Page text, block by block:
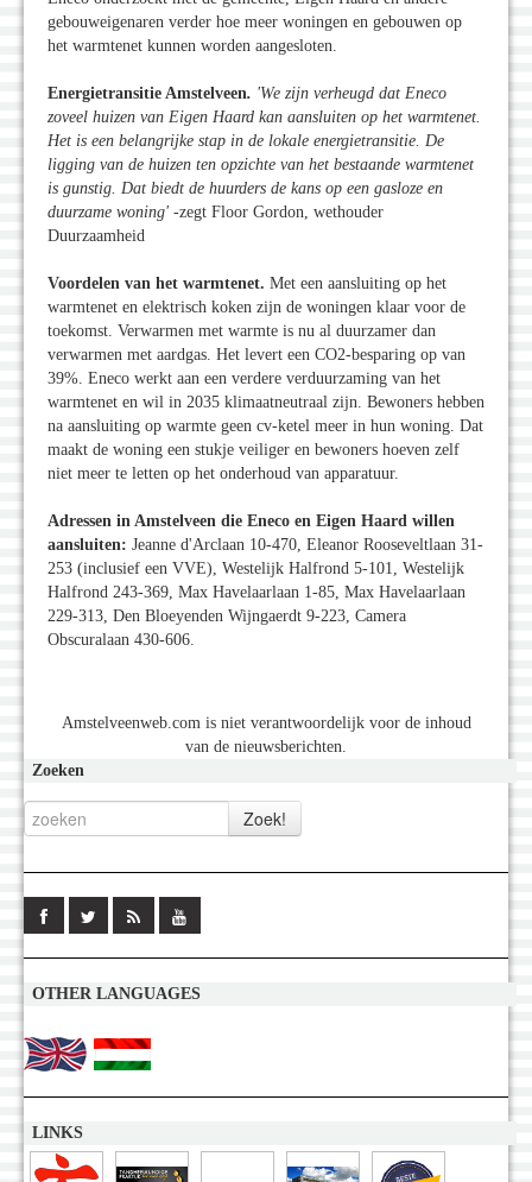
gebouweigenaren verder hoe meer woningen en gebouwen op
het warmtenet kunnen worden aangesloten.
Energietransitie Amstelveen. 'We zijn verheugd dat Eneco
zoveel huizen van Eigen Haard kan aansluiten op het warmtenet.
Het is een belangrijke stap in de lokale energietransitie. De
ligging van de huizen ten opzichte van het bestaande warmtenet
is gunstig. Dat biedt de huurders de kans op een gasloze en
duurzame woning' -zegt Floor Gordon, wethouder
Duurzaamheid
Voordelen van het warmtenet. Met een aansluiting op het
warmtenet en elektrisch koken zijn de woningen klaar voor de
toekomst. Verwarmen met warmte is nu al duurzamer dan
verwarmen met aardgas. Het levert een CO2-besparing op van
39%. Eneco werkt aan een verdere verduurzaming van het
warmtenet en wil in 2035 klimaatneutraal zijn. Bewoners hebben
na aansluiting op warmte geen cv-ketel meer in hun woning. Dat
maakt de woning een stukje veiliger en bewoners hoeven zelf
niet meer te letten op het onderhoud van apparatuur.
Adressen in Amstelveen die Eneco en Eigen Haard willen
aansluiten: Jeanne d'Arclaan 10-470, Eleanor Rooseveltlaan 31-
253 (inclusief een VVE), Westelijk Halfrond 5-101, Westelijk
Halfrond 243-369, Max Havelaarlaan 1-85, Max Havelaarlaan
229-313, Den Bloeyenden Wijngaerdt 9-223, Camera
Obscuralaan 430-606.
Amstelveenweb.com is niet verantwoordelijk voor de inhoud
van de nieuwsberichten.
Zoeken
OTHER LANGUAGES
LINKS